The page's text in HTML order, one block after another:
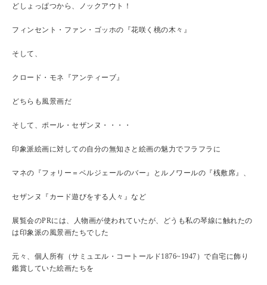
どしょっぱつから、ノックアウト！
フィンセント・ファン・ゴッホの『花咲く桃の木々』
そして、
クロード・モネ『アンティーブ』
どちらも風景画だ
そして、ポール・セザンヌ・・・・
印象派絵画に対しての自分の無知さと絵画の魅力でフラフラに
マネの『フォリー＝ベルジェールのバー』とルノワールの『桟敷席』、
セザンヌ『カード遊びをする人々』など
展覧会のPRには、人物画が使われていたが、どうも私の琴線に触れたの
は印象派の風景画たちでした
元々、個人所有（サミュエル・コートールド1876~1947）で自宅に飾り
鑑賞していた絵画たちを